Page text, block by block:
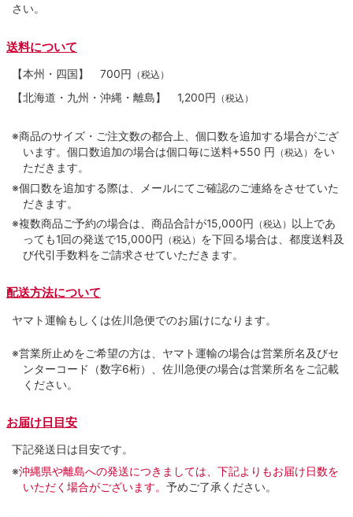
さい。
送料について
【本州・四国】 700円 （税込）
【北海道・九州・沖縄・離島】 1,200円 （税込）
※商品のサイズ・ご注文数の都合上、個口数を追加する場合がござ
います。個口数追加の場合は個口毎に送料+550 円 （税込） をい
ただきます。
※個口数を追加する際は、メールにてご確認のご連絡をさせていた
だきます。
※複数商品ご予約の場合は、商品合計が15,000円 （税込） 以上であ
っても1回の発送で15,000円 （税込） を下回る場合は、都度送料及
び代引手数料をご請求させていただきます。
配送方法について
ヤマト運輸もしくは佐川急便でのお届けになります。
※営業所止めをご希望の方は、ヤマト運輸の場合は営業所名及びセ
ンターコード（数字6桁）、佐川急便の場合は営業所名をご記載
ください。
お届け日目安
下記発送日は目安です。
※沖縄県や離島への発送につきましては、下記よりもお届け日数を
いただく場合がございます。 予めご了承ください。